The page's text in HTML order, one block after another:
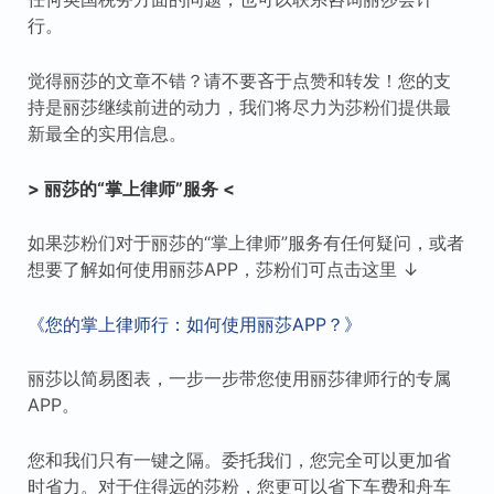
行。
觉得丽莎的文章不错？请不要吝于点赞和转发！您的支
持是丽莎继续前进的动力，我们将尽力为莎粉们提供最
新最全的实用信息。
> 丽莎的“掌上律师”服务 <
如果莎粉们对于丽莎的“掌上律师”服务有任何疑问，或者
想要了解如何使用丽莎APP，莎粉们可点击这里 ↓
《您的掌上律师行：如何使用丽莎APP？》
丽莎以简易图表，一步一步带您使用丽莎律师行的专属
APP。
您和我们只有一键之隔。委托我们，您完全可以更加省
时省力。对于住得远的莎粉，您更可以省下车费和舟车